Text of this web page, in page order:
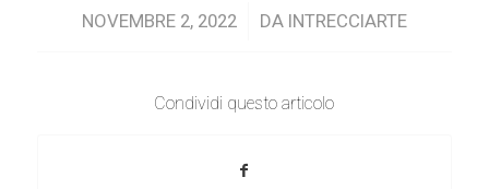
NOVEMBRE 2, 2022
/ DA INTRECCIARTE
Condividi questo articolo